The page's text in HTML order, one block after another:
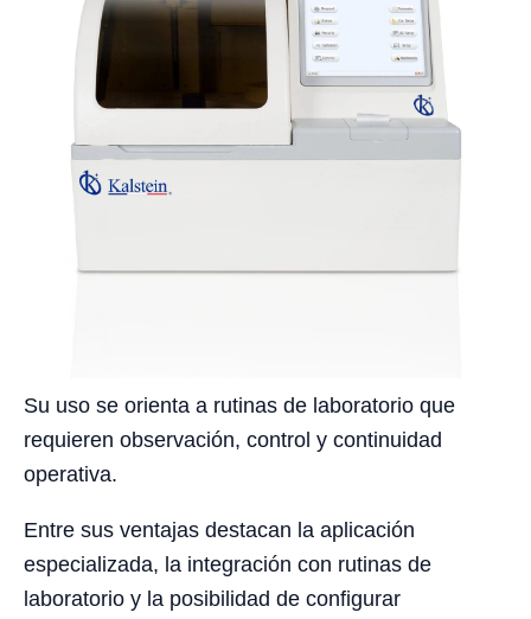
Su uso se orienta a rutinas de laboratorio que
requieren observación, control y continuidad
operativa.
Entre sus ventajas destacan la aplicación
especializada, la integración con rutinas de
laboratorio y la posibilidad de configurar